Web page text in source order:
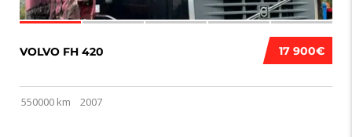
17 900€
VOLVO FH 420
550000 km 2007